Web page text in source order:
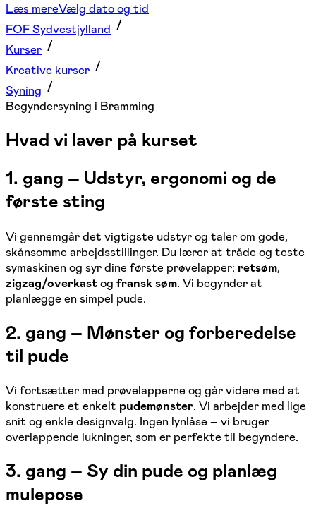
Læs mereVælg dato og tid
FOF Sydvestjylland
Kurser
Kreative kurser
Syning
Begyndersyning i Bramming
Hvad vi laver på kurset
1. gang – Udstyr, ergonomi og de
første sting
Vi gennemgår det vigtigste udstyr og taler om gode,
skånsomme arbejdsstillinger. Du lærer at tråde og teste
symaskinen og syr dine første prøvelapper: retsøm,
zigzag/overkastog fransk søm. Vi begynder at
planlægge en simpel pude.
2. gang – Mønster og forberedelse
til pude
Vi fortsætter med prøvelapperne og går videre med at
konstruere et enkelt pudemønster. Vi arbejder med lige
snit og enkle designvalg. Ingen lynlåse – vi bruger
overlappende lukninger, som er perfekte til begyndere.
3. gang – Sy din pude og planlæg
mulepose